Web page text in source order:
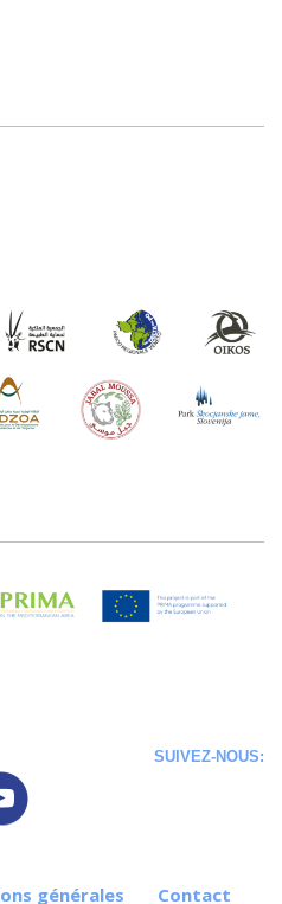
SUIVEZ-NOUS:
générales
Contact